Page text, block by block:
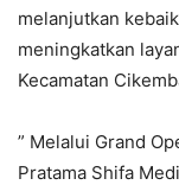
melanjutkan
meningkatkan
Kecamatan
” Melalui Grand
Pratama Shifa